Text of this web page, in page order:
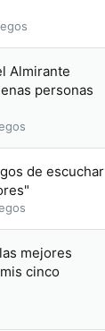
Almirante
personas
de escuchar
mejores
cinco